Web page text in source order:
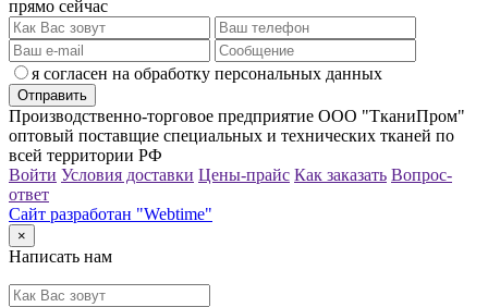
прямо сейчас
я согласен на обработку персональных данных
Производственно-торговое предприятие ООО "ТканиПром"
оптовый поставщие специальных и технических тканей по
всей территории РФ
Войти Условия доставки Цены-прайс Как заказать Вопрос-
ответ
Сайт разработан "Webtime"
×
Написать нам